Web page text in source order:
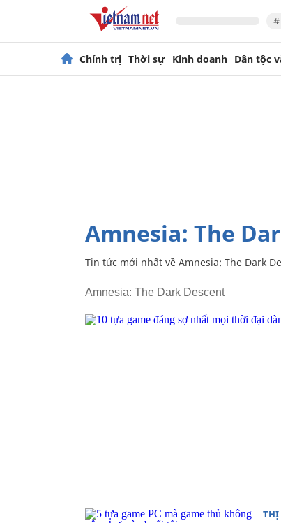
#
Chính trị Thời sự Kinh doanh Dân tộc
Amnesia: The
Tin tức mới nhất về Amnesia: The Dark
Amnesia: The Dark Descent
THỊ